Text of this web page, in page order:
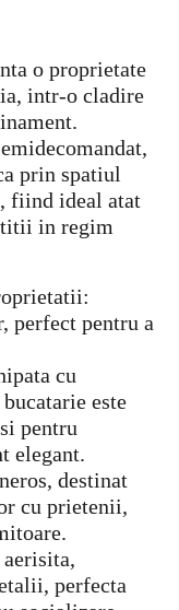
o proprietate
intr-o cladire
prin spatiul
fiind ideal atat
in regim
perfect pentru a
cu
este
pentru
elegant.
destinat
cu prietenii,
perfecta